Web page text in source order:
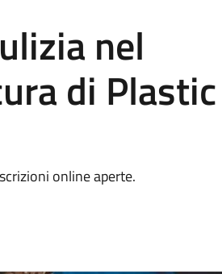
nel
di Plastic
online aperte.